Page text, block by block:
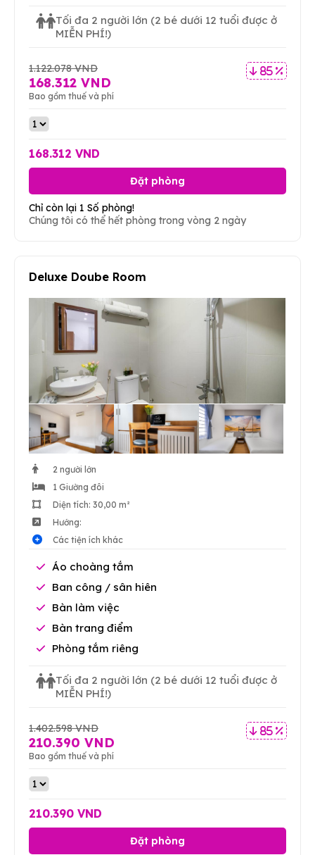
Tối đa 2 người lớn (2 bé dưới 12 tuổi được ở
MIỄN PHÍ!)
85 %
1.122.078 VND
168.312 VND
Bao gồm thuế và phí
168.312 VND
Đặt phòng
Chỉ còn lại 1 Số phòng!
Chúng tôi có thể hết phòng trong vòng 2 ngày
Deluxe Doube Room
2 người lớn
1 Giường đôi
Diện tích: 30,00 m²
Hướng:
Các tiện ích khác
Áo choàng tắm
Ban công / sân hiên
Bàn làm việc
Bàn trang điểm
Phòng tắm riêng
Tối đa 2 người lớn (2 bé dưới 12 tuổi được ở
MIỄN PHÍ!)
85 %
1.402.598 VND
210.390 VND
Bao gồm thuế và phí
210.390 VND
Đặt phòng